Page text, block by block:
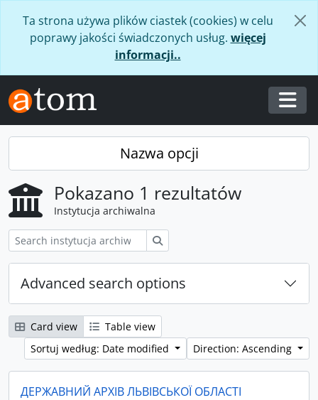
Ta strona używa plików ciastek (cookies) w celu
poprawy jakości świadczonych usług. więcej
informacji..
Nazwa opcji
Pokazano 1 rezultatów
Instytucja archiwalna
Advanced search options
Card view
Table view
Sortuj według: Date modified
Direction: Ascending
ДЕРЖАВНИЙ АРХІВ ЛЬВІВСЬКОЇ ОБЛАСТІ